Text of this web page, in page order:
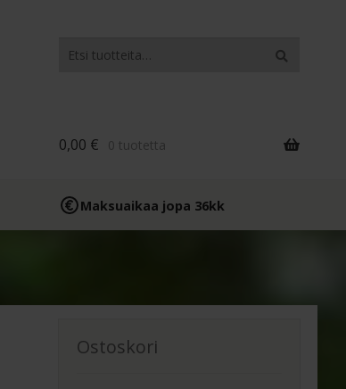
Haku
0,00 € 0 tuotetta
Maksuaikaa jopa 36kk
Ostoskori